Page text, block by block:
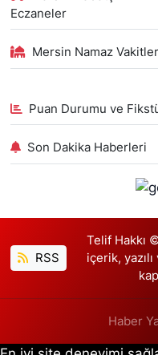
Eczaneler
Mersin Namaz
Puan Durumu ve
Son Dakika Haberleri
RSS
Telif Hakkı
içerik,
Haber